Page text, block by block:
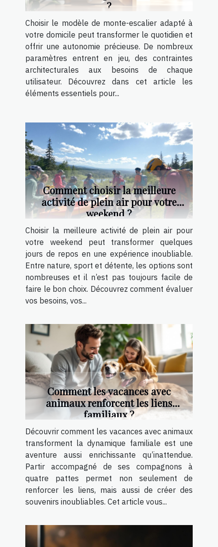
?
Choisir le modèle de monte-escalier adapté à
votre domicile peut transformer le quotidien et
offrir une autonomie précieuse. De nombreux
paramètres entrent en jeu, des contraintes
architecturales aux besoins de chaque
utilisateur. Découvrez dans cet article les
éléments essentiels pour...
Comment choisir la meilleure
activité de plein air pour votre
weekend ?
Choisir la meilleure activité de plein air pour
votre weekend peut transformer quelques
jours de repos en une expérience inoubliable.
Entre nature, sport et détente, les options sont
nombreuses et il n’est pas toujours facile de
faire le bon choix. Découvrez comment évaluer
vos besoins, vos...
Comment les vacances avec
animaux renforcent les liens
familiaux ?
Découvrir comment les vacances avec animaux
transforment la dynamique familiale est une
aventure aussi enrichissante qu’inattendue.
Partir accompagné de ses compagnons à
quatre pattes permet non seulement de
renforcer les liens, mais aussi de créer des
souvenirs inoubliables. Cet article vous...